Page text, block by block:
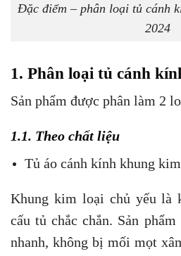
Đặc điểm – phân loại tủ cánh
2024
1. Phân loại tủ cánh
Sản phẩm được phân làm 2
1.1. Theo chất liệu
Tủ áo cánh kính khung
Khung kim loại chủ yếu là
cấu tủ chắc chắn. Sản
nhanh, không bị mối mọt